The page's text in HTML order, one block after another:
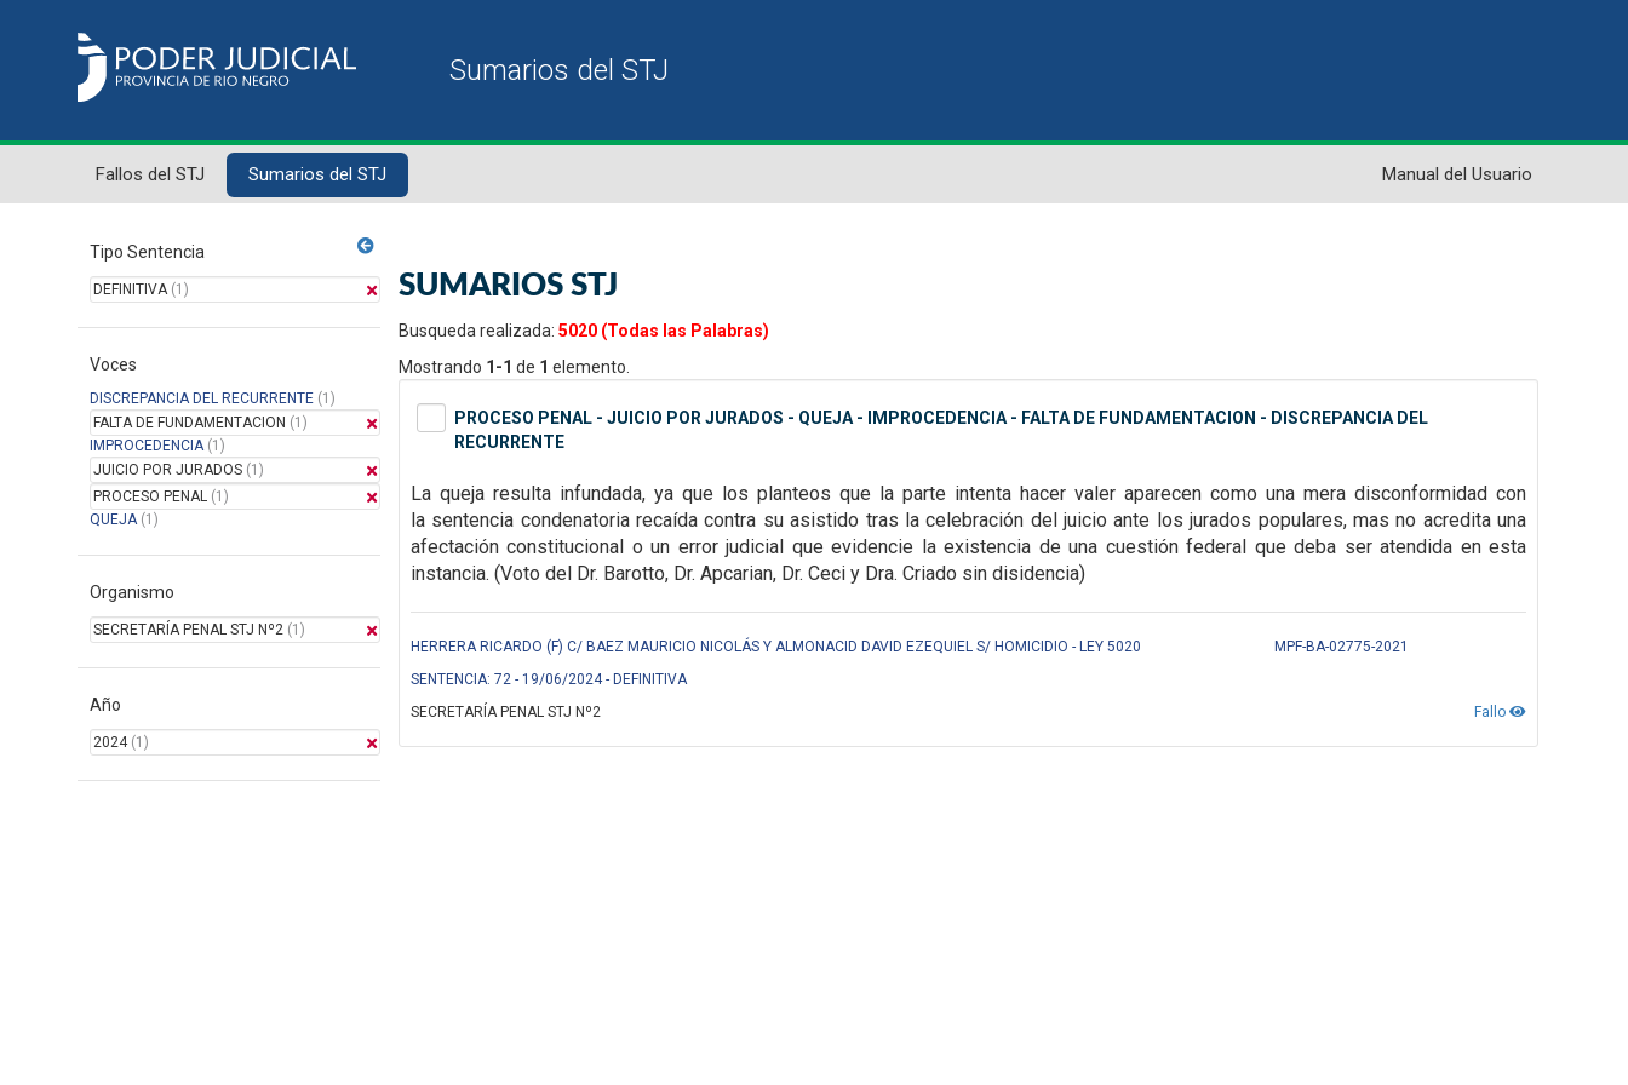
Fallos del STJ Sumarios del STJ Manual del Usuario
Tipo Sentencia
DEFINITIVA(1)
Voces
DISCREPANCIA DEL RECURRENTE (1)
FALTA DE FUNDAMENTACION (1)
IMPROCEDENCIA(1)
JUICIO POR JURADOS (1)
PROCESO PENAL (1)
QUEJA(1)
Organismo
SECRETARÍA PENAL STJ Nº2 (1)
Año
2024(1)
SUMARIOS STJ
Busqueda realizada: 5020 (Todas las Palabras)
Mostrando 1-1 de 1 elemento.
PROCESO PENAL - JUICIO POR JURADOS - QUEJA - IMPROCEDENCIA - FALTA DE FUNDAMENTACION - DISCREPANCIA DEL
RECURRENTE
La queja resulta infundada, ya que los planteos que la parte intenta hacer valer aparecen como una mera disconformidad con
la sentencia condenatoria recaída contra su asistido tras la celebración del juicio ante los jurados populares, mas no acredita una
afectación constitucional o un error judicial que evidencie laexistencia de una cuestión federal que deba ser atendida en esta
instancia. (Voto del Dr. Barotto, Dr. Apcarian, Dr. Ceci y Dra. Criado sin disidencia)
HERRERA RICARDO (F) C/ BAEZ MAURICIO NICOLÁS Y ALMONACID DAVID EZEQUIEL S/ HOMICIDIO - LEY 5020
MPF-BA-02775-2021
SENTENCIA: 72 - 19/06/2024 - DEFINITIVA
Fallo
SECRETARÍA PENAL STJ Nº2